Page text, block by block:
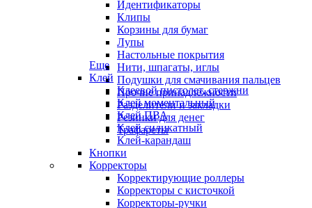
Идентификаторы
Клипы
Корзины для бумаг
Лупы
Настольные покрытия
Нити, шпагаты, иглы
Подушки для смачивания пальцев
Прочие принадлежности
Разделители и закладки
Резинки для денег
Трафареты
Еще
Клей
Клеевой пистолет, стержни
Клей моментальный
Клей ПВА
Клей силикатный
Клей-карандаш
Кнопки
Корректоры
Корректирующие роллеры
Корректоры с кисточкой
Корректоры-ручки